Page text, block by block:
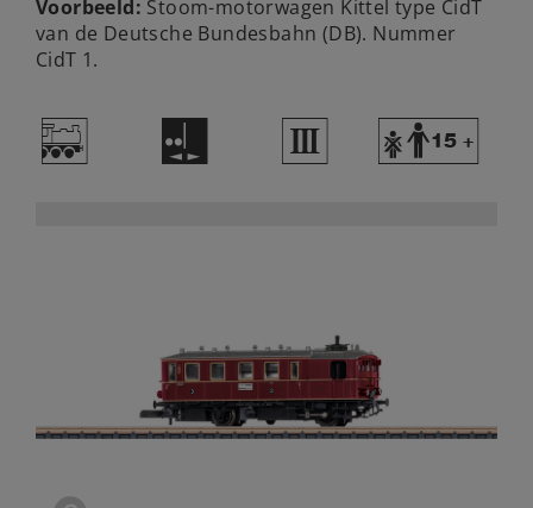
Voorbeeld: Stoom-motorwagen Kittel type CidT
van de Deutsche Bundesbahn (DB). Nummer
CidT 1.
/ E 3 Y